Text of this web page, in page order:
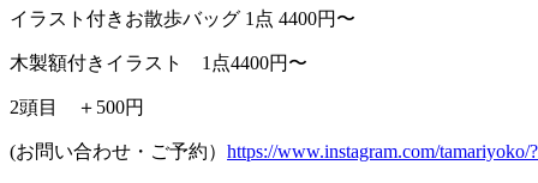
イラスト付きお散歩バッグ 1点 4400円〜
木製額付きイラスト 1点4400円〜
2頭目 ＋500円
(お問い合わせ・ご予約） https://www.instagram.com/tamariyoko/